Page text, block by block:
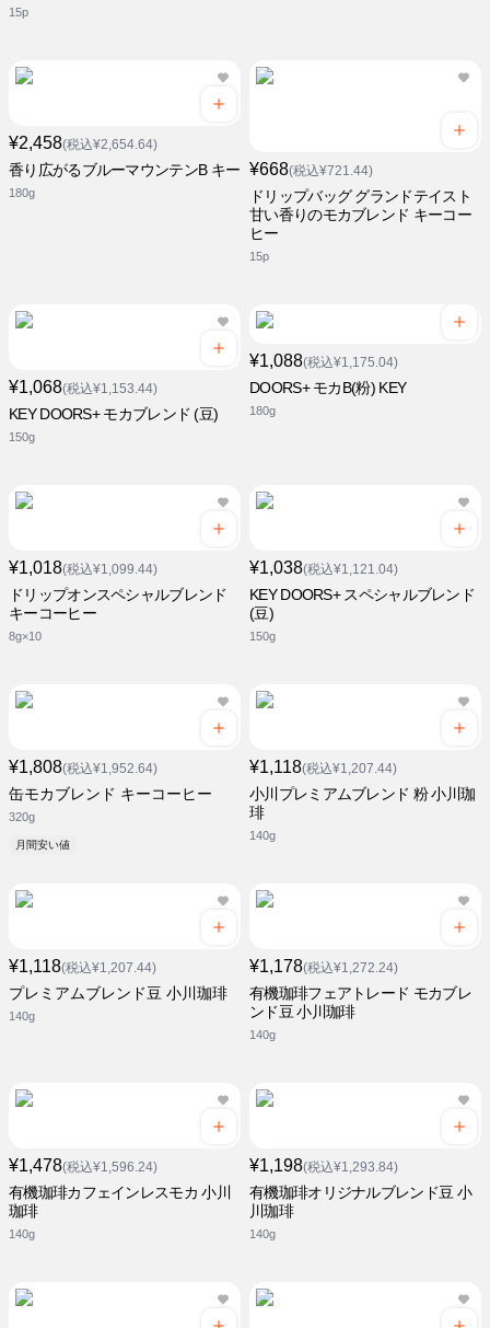
15p
¥2,458(税込¥2,654.64)
香り広がるブルーマウンテンB キー
180g
¥668(税込¥721.44)
ドリップバッグ グランドテイスト
甘い香りのモカブレンド キーコー
ヒー
15p
¥1,068(税込¥1,153.44)
KEY DOORS+ モカブレンド (豆)
150g
¥1,088(税込¥1,175.04)
DOORS+ モカB(粉) KEY
180g
¥1,018(税込¥1,099.44)
ドリップオンスペシャルブレンド
キーコーヒー
8g×10
¥1,038(税込¥1,121.04)
KEY DOORS+ スペシャルブレンド
(豆)
150g
¥1,808(税込¥1,952.64)
缶モカブレンド キーコーヒー
320g
月間安い値
¥1,118(税込¥1,207.44)
小川プレミアムブレンド 粉 小川珈
琲
140g
¥1,118(税込¥1,207.44)
プレミアムブレンド豆 小川珈琲
140g
¥1,178(税込¥1,272.24)
有機珈琲フェアトレード モカブレ
ンド豆 小川珈琲
140g
¥1,478(税込¥1,596.24)
有機珈琲カフェインレスモカ 小川
珈琲
140g
¥1,198(税込¥1,293.84)
有機珈琲オリジナルブレンド豆 小
川珈琲
140g